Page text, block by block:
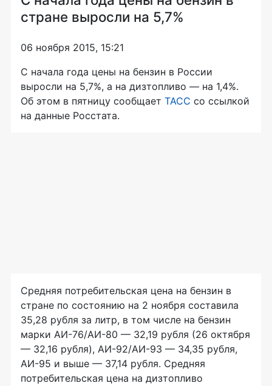
стране выросли на 5,7%
06 ноября 2015, 15:21
С начала года цены на бензин в России
выросли на 5,7%, а на дизтопливо — на 1,4%.
Об этом в пятницу сообщает ТАСС со ссылкой
на данные Росстата.
Средняя потребительская цена на бензин в
стране по состоянию на 2 ноября составила
35,28 рубля за литр, в том числе на бензин
марки АИ-76/АИ-80 — 32,19 рубля (26 октября
— 32,16 рубля), АИ-92/АИ-93 — 34,35 рубля,
АИ-95 и выше — 37,14 рубля. Средняя
потребительская цена на дизтопливо